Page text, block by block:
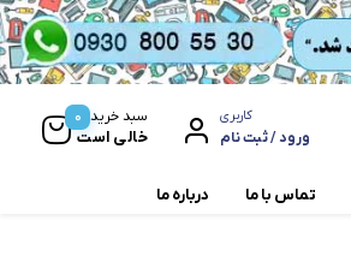
کاربری
ورود / ثبت نام
سبد خرید
خالی است
0
تماس با ما درباره ما